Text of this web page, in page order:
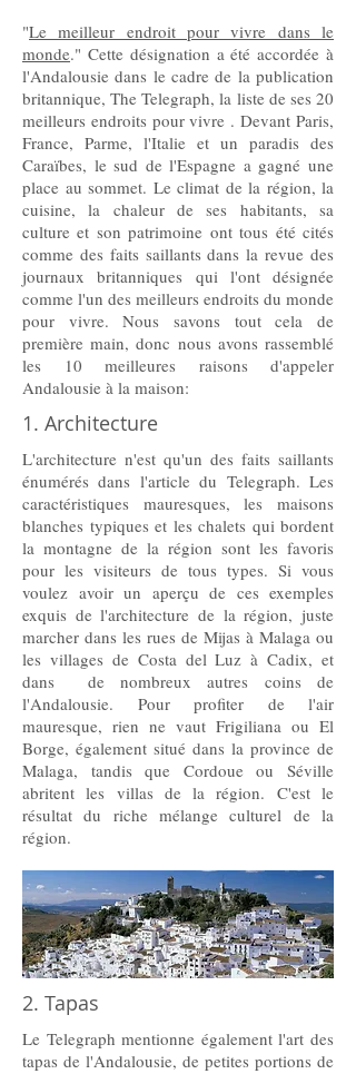
"Le meilleur endroit pour vivre dans le
monde." Cette désignation a été accordée à
l'Andalousie dans le cadre de la publication
britannique, The Telegraph, la liste de ses 20
meilleurs endroits pour vivre . Devant Paris,
France, Parme, l'Italie et un paradis des
Caraïbes, le sud de l'Espagne a gagné une
place au sommet. Le climat de la région, la
cuisine, la chaleur de ses habitants, sa
culture et son patrimoine ont tous été cités
comme des faits saillants dans la revue des
journaux britanniques qui l'ont désignée
comme l'un des meilleurs endroits du monde
pour vivre. Nous savons tout cela de
première main, donc nous avons rassemblé
les 10 meilleures raisons d'appeler
Andalousie à la maison:
1. Architecture
L'architecture n'est qu'un des faits saillants
énumérés dans l'article du Telegraph. Les
caractéristiques mauresques, les maisons
blanches typiques et les chalets qui bordent
la montagne de la région sont les favoris
pour les visiteurs de tous types. Si vous
voulez avoir un aperçu de ces exemples
exquis de l'architecture de la région, juste
marcher dans les rues de Mijas à Malaga ou
les villages de Costa del Luz à Cadix, et
dans de nombreux autres coins de
l'Andalousie. Pour profiter de l'air
mauresque, rien ne vaut Frigiliana ou El
Borge, également situé dans la province de
Malaga, tandis que Cordoue ou Séville
abritent les villas de la région. C'est le
résultat du riche mélange culturel de la
région.
2. Tapas
Le Telegraph mentionne également l'art des
tapas de l'Andalousie, de petites portions de